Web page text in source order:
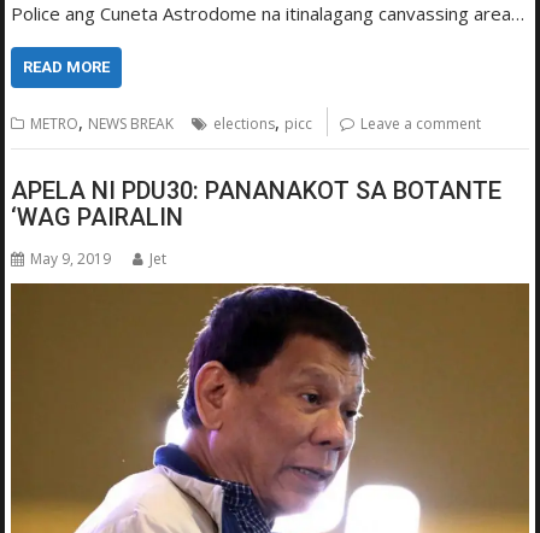
Police ang Cuneta Astrodome na itinalagang canvassing area…
READ MORE
METRO, NEWS BREAK elections, picc Leave a comment
APELA NI PDU30: PANANAKOT SA BOTANTE
‘WAG PAIRALIN
May 9, 2019 Jet